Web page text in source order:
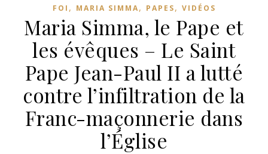
FOI , MARIA SIMMA, PAPES, VIDÉOS
Maria Simma, le Pape et
les évêques – Le Saint
Pape Jean-Paul II a lutté
contre l’infiltration de la
Franc-maçonnerie dans
l’Église